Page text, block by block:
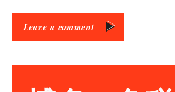
Leave a comment